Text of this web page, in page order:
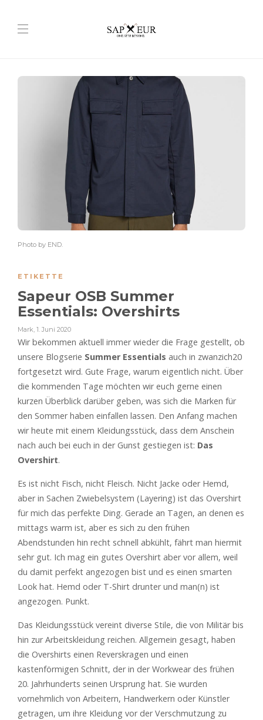
Photo by END.
ETIKETTE
Sapeur OSB Summer
Essentials: Overshirts
Mark, 1. Juni 2020
Wir bekommen aktuell immer wieder die Frage gestellt, ob
unsere Blogserie Summer Essentials auch in zwanzich20
fortgesetzt wird. Gute Frage, warum eigentlich nicht. Über
die kommenden Tage möchten wir euch gerne einen
kurzen Überblick darüber geben, was sich die Marken für
den Sommer haben einfallen lassen. Den Anfang machen
wir heute mit einem Kleidungsstück, dass dem Anschein
nach auch bei euch in der Gunst gestiegen ist: Das
Overshirt.
Es ist nicht Fisch, nicht Fleisch. Nicht Jacke oder Hemd,
aber in Sachen Zwiebelsystem (Layering) ist das Overshirt
für mich das perfekte Ding. Gerade an Tagen, an denen es
mittags warm ist, aber es sich zu den frühen
Abendstunden hin recht schnell abkühlt, fährt man hiermit
sehr gut. Ich mag ein gutes Overshirt aber vor allem, weil
du damit perfekt angezogen bist und es einen smarten
Look hat. Hemd oder T-Shirt drunter und man(n) ist
angezogen. Punkt.
Das Kleidungsstück vereint diverse Stile, die von Militär bis
hin zur Arbeitskleidung reichen. Allgemein gesagt, haben
die Overshirts einen Reverskragen und einen
kastenförmigen Schnitt, der in der Workwear des frühen
20. Jahrhunderts seinen Ursprung hat. Sie wurden
vornehmlich von Arbeitern, Handwerkern oder Künstler
getragen, um ihre Kleidung vor der Verschmutzung zu